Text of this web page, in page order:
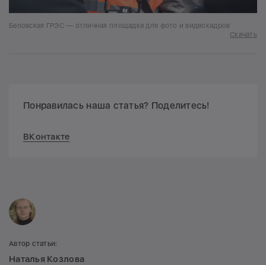
Беловская ГРЭС — отличная площадка для фото и видеокадров
Скачать
Понравилась наша статья? Поделитесь!
ВКонтакте
Автор статьи:
Наталья Козлова